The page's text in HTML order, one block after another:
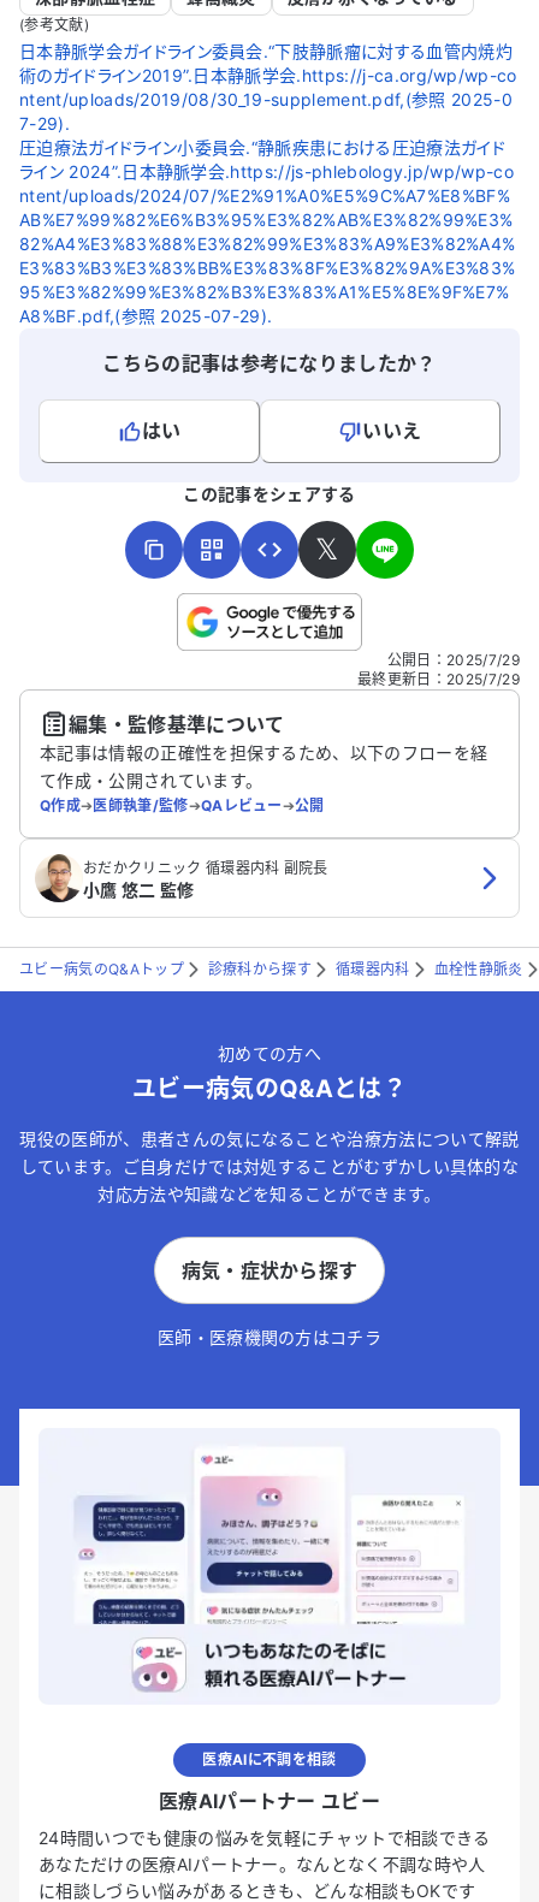
(参考文献)
日本静脈学会ガイドライン委員会.“下肢静脈瘤に対する血管内焼灼
術のガイドライン2019”.日本静脈学会.https://j-ca.org/wp/wp-co
ntent/uploads/2019/08/30_19-supplement.pdf,(参照 2025-0
7-29).
圧迫療法ガイドライン小委員会.“静脈疾患における圧迫療法ガイド
ライン 2024”.日本静脈学会.https://js-phlebology.jp/wp/wp-co
ntent/uploads/2024/07/%E2%91%A0%E5%9C%A7%E8%BF%
AB%E7%99%82%E6%B3%95%E3%82%AB%E3%82%99%E3%
82%A4%E3%83%88%E3%82%99%E3%83%A9%E3%82%A4%
E3%83%B3%E3%83%BB%E3%83%8F%E3%82%9A%E3%83%
95%E3%82%99%E3%82%B3%E3%83%A1%E5%8E%9F%E7%
A8%BF.pdf,(参照 2025-07-29).
こちらの記事は参考になりましたか？
はい
いいえ
こちらは送信専用のフォームです。氏名やご自身の病気の詳細な
送信する
この記事をシェアする
𝕏
公開日 ： 2025/7/29
最終更新日 ： 2025/7/29
編集・監修基準について
本記事は情報の正確性を担保するため、以下のフローを経
て作成・公開されています。
Q作成➔医師執筆/監修➔QAレビュー➔公開
おだかクリニック 循環器内科 副院長
小鷹 悠二 監修
ユビー病気のQ&Aトップ 診療科から探す 循環器内科 血栓性静脈炎
初めての方へ
ユビー病気のQ&Aとは？
現役の医師が、患者さんの気になることや治療方法について解説
しています。ご自身だけでは対処することがむずかしい具体的な
対応方法や知識などを知ることができます。
病気・症状から探す
医師・医療機関の方はコチラ
医療AIに不調を相談
医療AIパートナー ユビー
24時間いつでも健康の悩みを気軽にチャットで相談できる
あなただけの医療AIパートナー。なんとなく不調な時や人
に相談しづらい悩みがあるときも、どんな相談もOKです